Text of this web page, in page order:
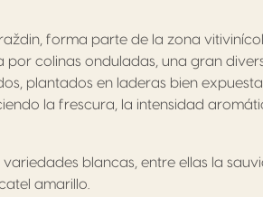
forma parte de la zona
colinas onduladas, una gran
plantados en laderas bien
la frescura, la intensidad
blancas, entre ellas la
amarillo.